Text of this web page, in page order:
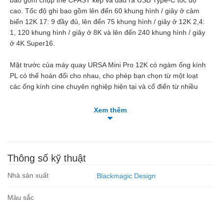
cao. Tốc độ ghi bao gồm lên đến 60 khung hình / giây ở cảm
biến 12K 17: 9 đầy đủ, lên đến 75 khung hình / giây ở 12K 2,4:
1, 120 khung hình / giây ở 8K và lên đến 240 khung hình / giây
ở 4K Super16.
Mặt trước của máy quay URSA Mini Pro 12K có ngàm ống kính
PL có thể hoán đổi cho nhau, cho phép bạn chọn từ một loạt
các ống kính cine chuyên nghiệp hiện tại và cổ điển từ nhiều
những người chụp có kính riêng.
được tối ưu hóa để chụp nhiều độ phân giải và có số lượng pixel
mẫu quá mượt hoặc sử dụng tỷ lệ trong cảm biến của URSA
Mini Pro 4K để chụp ảnh Raw 8K hoặc 4K ở tốc độ lên đến 120
xem của bạn. Cảm biến 12K lớn cũng có thể được sử dụng để
Xem thêm
Thông số kỹ thuật
Nhà sản xuất Blackmagic Design
Màu sắc